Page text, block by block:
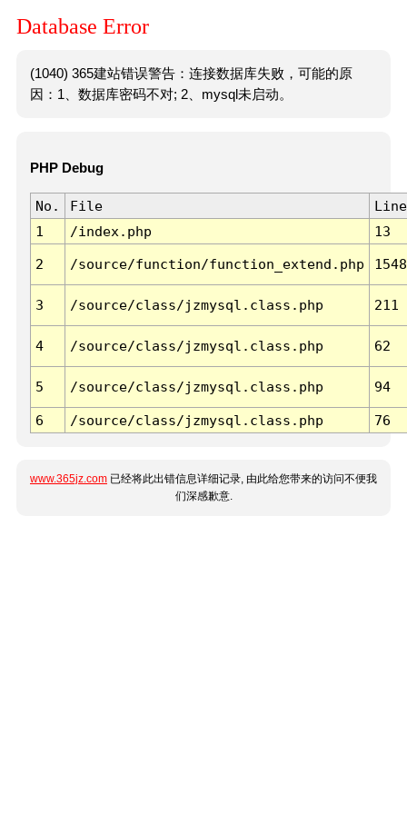
Database Error
(1040) 365建站错误警告：连接数据库失败，可能的原
因：1、数据库密码不对; 2、mysql未启动。
PHP Debug
No. File
Line
1
/index.php 13
2 /source/function/function_extend.php 1548
3 /source/class/jzmysql.class.php 211
4 /source/class/jzmysql.class.php 62
5 /source/class/jzmysql.class.php 94
6 /source/class/jzmysql.class.php 76
www.365jz.com 已经将此出错信息详细记录, 由此给您带来的访问不便我
们深感歉意.